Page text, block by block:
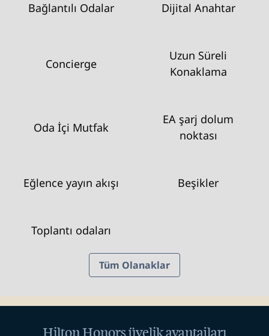
Bağlantılı Odalar Dijital Anahtar
Concierge
Uzun Süreli
Konaklama
Oda İçi Mutfak
EA şarj dolum
noktası
Eğlence yayın akışı Beşikler
Toplantı odaları
Tüm Olanaklar
Hilton Honors üyelik avantajları